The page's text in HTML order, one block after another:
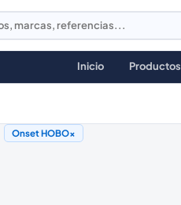
Inicio Productos
Onset HOBO×